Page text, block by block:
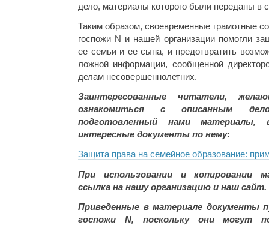
дело, материалы которого были переданы в
Таким образом, своевременные грамотные
госпожи N и нашей организации помогли
ее семьи и ее сына, и предотвратить
ложной информации, сообщенной
делам несовершеннолетних.
Заинтересованные читатели,
ознакомиться с описанным
подготовленный нами материалы,
интересные документы по нему:
Защита права на семейное образование:
При использовании и копировании
ссылка на нашу организацию и наш сайт.
Приведенные в материале документы
госпожи N, поскольку они могут